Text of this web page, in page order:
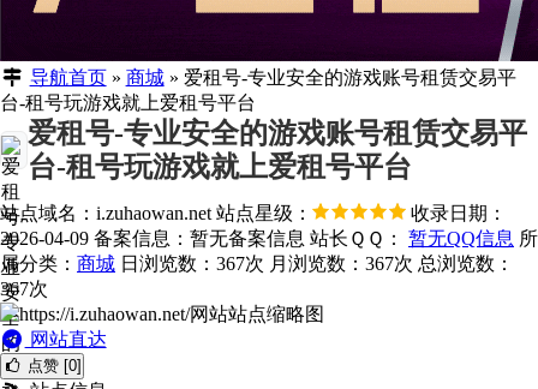
导航首页» 商城» 爱租号-专业安全的游戏账号租赁交易平
台-租号玩游戏就上爱租号平台
爱租号-专业安全的游戏账号租赁交易平
台-租号玩游戏就上爱租号平台
站点域名：i.zuhaowan.net 站点星级：
收录日期：
2026-04-09 备案信息： 暂无备案信息 站长ＱＱ： 暂无QQ信息 所
属分类： 商城 日浏览数：367次 月浏览数：367次 总浏览数：
367次
网站直达
点赞 [0]